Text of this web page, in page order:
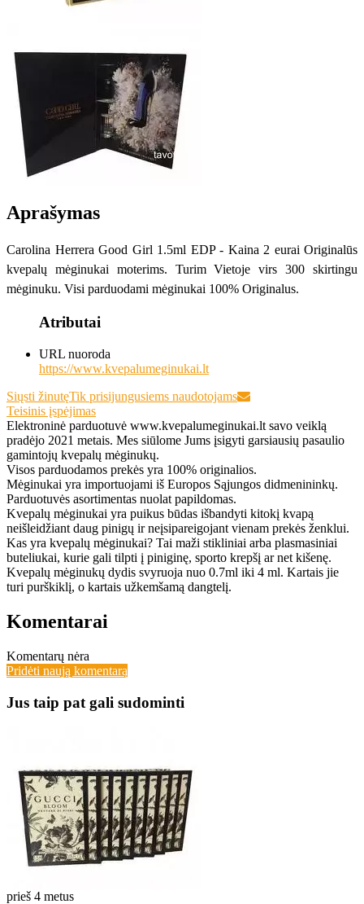
Aprašymas
Carolina Herrera Good Girl 1.5ml EDP - Kaina 2 eurai Originalūs
kvepalų mėginukai moterims. Turim Vietoje virs 300 skirtingu
mėginuku. Visi parduodami mėginukai 100% Originalus.
Atributai
URL nuoroda
https://www.kvepalumeginukai.lt
Siųsti žinutęTik prisijungusiems naudotojams
Teisinis įspėjimas
Elektroninė parduotuvė www.kvepalumeginukai.lt savo veiklą
pradėjo 2021 metais. Mes siūlome Jums įsigyti garsiausių pasaulio
gamintojų kvepalų mėginukų.
Visos parduodamos prekės yra 100% originalios.
Mėginukai yra importuojami iš Europos Sąjungos didmenininkų.
Parduotuvės asortimentas nuolat papildomas.
Kvepalų mėginukai yra puikus būdas išbandyti kitokį kvapą
neišleidžiant daug pinigų ir neįsipareigojant vienam prekės ženklui.
Kas yra kvepalų mėginukai? Tai maži stikliniai arba plasmasiniai
buteliukai, kurie gali tilpti į piniginę, sporto krepšį ar net kišenę.
Kvepalų mėginukų dydis svyruoja nuo 0.7ml iki 4 ml. Kartais jie
turi purškiklį, o kartais užkemšamą dangtelį.
Komentarai
Komentarų nėra
Pridėti naują komentarą
Jus taip pat gali sudominti
prieš 4 metus